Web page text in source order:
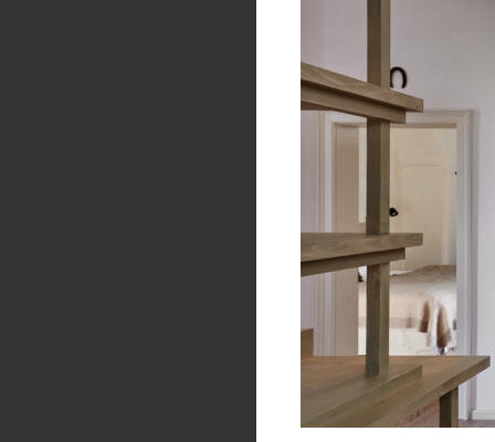
Co si
Pozorování
Poznávání stromů
Opékání na ohni
Vysvětlíme si
udržitelné
Zažijeme
ptáků a další
děti výjimečné